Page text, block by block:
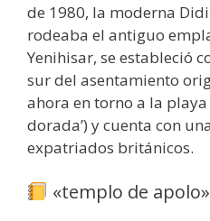
de 1980, la moderna
rodeaba el antiguo
Yenihisar, se estableció
sur del asentamiento
ahora en torno a la playa
dorada’) y cuenta con
expatriados británicos.
«templo de